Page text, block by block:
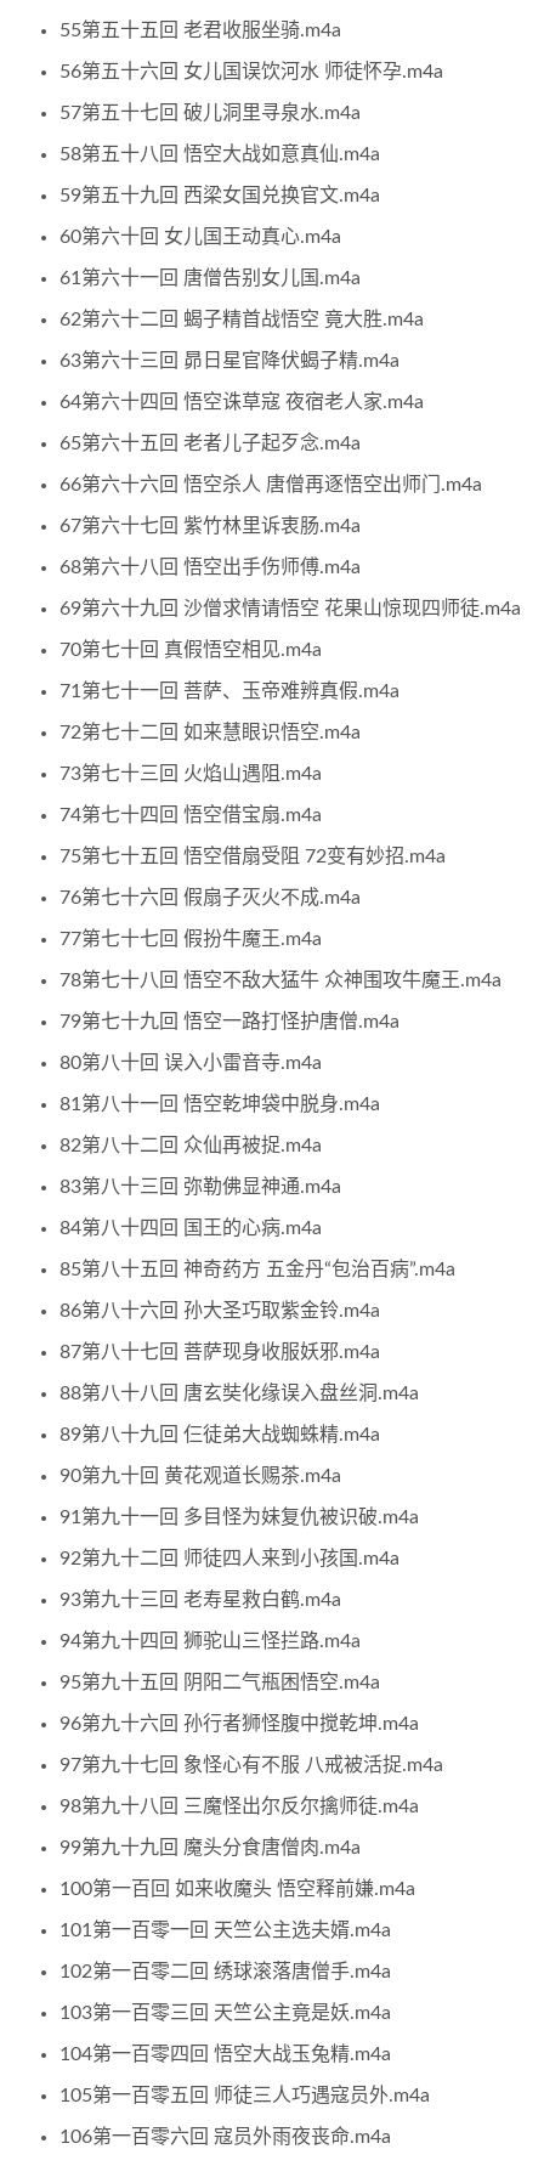
55第五十五回 老君收服坐骑.m4a
56第五十六回 女儿国误饮河水 师徒怀孕.m4a
57第五十七回 破儿洞里寻泉水.m4a
58第五十八回 悟空大战如意真仙.m4a
59第五十九回 西梁女国兑换官文.m4a
60第六十回 女儿国王动真心.m4a
61第六十一回 唐僧告别女儿国.m4a
62第六十二回 蝎子精首战悟空 竟大胜.m4a
63第六十三回 昴日星官降伏蝎子精.m4a
64第六十四回 悟空诛草寇 夜宿老人家.m4a
65第六十五回 老者儿子起歹念.m4a
66第六十六回 悟空杀人 唐僧再逐悟空出师门.m4a
67第六十七回 紫竹林里诉衷肠.m4a
68第六十八回 悟空出手伤师傅.m4a
69第六十九回 沙僧求情请悟空 花果山惊现四师徒.m4a
70第七十回 真假悟空相见.m4a
71第七十一回 菩萨、玉帝难辨真假.m4a
72第七十二回 如来慧眼识悟空.m4a
73第七十三回 火焰山遇阻.m4a
74第七十四回 悟空借宝扇.m4a
75第七十五回 悟空借扇受阻 72变有妙招.m4a
76第七十六回 假扇子灭火不成.m4a
77第七十七回 假扮牛魔王.m4a
78第七十八回 悟空不敌大猛牛 众神围攻牛魔王.m4a
79第七十九回 悟空一路打怪护唐僧.m4a
80第八十回 误入小雷音寺.m4a
81第八十一回 悟空乾坤袋中脱身.m4a
82第八十二回 众仙再被捉.m4a
83第八十三回 弥勒佛显神通.m4a
84第八十四回 国王的心病.m4a
85第八十五回 神奇药方 五金丹“包治百病”.m4a
86第八十六回 孙大圣巧取紫金铃.m4a
87第八十七回 菩萨现身收服妖邪.m4a
88第八十八回 唐玄奘化缘误入盘丝洞.m4a
89第八十九回 仨徒弟大战蜘蛛精.m4a
90第九十回 黄花观道长赐茶.m4a
91第九十一回 多目怪为妹复仇被识破.m4a
92第九十二回 师徒四人来到小孩国.m4a
93第九十三回 老寿星救白鹤.m4a
94第九十四回 狮驼山三怪拦路.m4a
95第九十五回 阴阳二气瓶困悟空.m4a
96第九十六回 孙行者狮怪腹中搅乾坤.m4a
97第九十七回 象怪心有不服 八戒被活捉.m4a
98第九十八回 三魔怪出尔反尔擒师徒.m4a
99第九十九回 魔头分食唐僧肉.m4a
100第一百回 如来收魔头 悟空释前嫌.m4a
101第一百零一回 天竺公主选夫婿.m4a
102第一百零二回 绣球滚落唐僧手.m4a
103第一百零三回 天竺公主竟是妖.m4a
104第一百零四回 悟空大战玉兔精.m4a
105第一百零五回 师徒三人巧遇寇员外.m4a
106第一百零六回 寇员外雨夜丧命.m4a